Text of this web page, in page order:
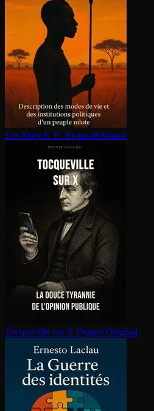
Les Nuer E. E. Evans-Pritchard
Tocqueville sur X Dygest Original